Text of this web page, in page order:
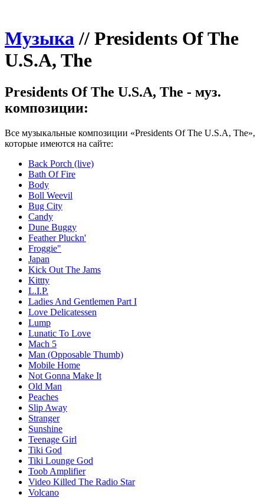
Музыка// Presidents Of The
U.S.A, The
Presidents Of The U.S.A, The - муз.
композиции:
Все музыкальные композиции «Presidents Of The U.S.A, The»,
которые имеются на сайте:
Back Porch (live)
Bath Of Fire
Body
Boll Weevil
Bug City
Candy
Dune Buggy
Feather Pluckn'
Froggie"
Japan
Kick Out The Jams
Kittty
L.I.P.
Ladies And Gentlemen Part I
Love Delicatessen
Lump
Lunatic To Love
Mach 5
Man (Opposable Thumb)
Mobile Home
Not Gonna Make It
Old Man
Peaches
Slip Away
Stranger
Sunshine
Teenage Girl
Tiki God
Tiki Lounge God
Toob Amplifier
Video Killed The Radio Star
Volcano